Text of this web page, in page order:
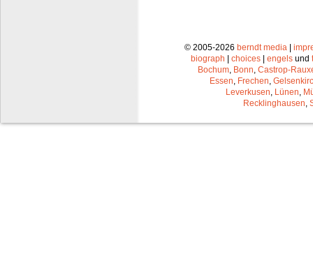
© 2005-2026 berndt media |
biograph | choices | engels und
Bochum Bonn Castrop-
Essen Frechen
Leverkusen Lünen
Recklinghausen